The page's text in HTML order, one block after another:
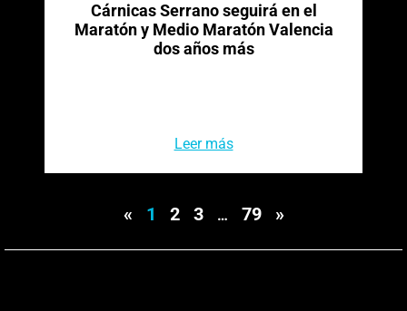
Cárnicas Serrano seguirá en el
Maratón y Medio Maratón Valencia
dos años más
Leer más
« 1 2 3 … 79 »